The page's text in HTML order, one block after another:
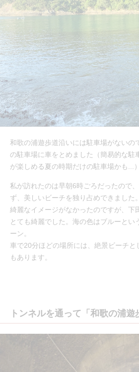
和歌の浦遊歩道沿いには駐車場がないの
の駐車場に車をとめました（簡易的な駐
が楽しめる夏の時期だけの駐車場かも...）
私が訪れたのは早朝6時ごろだったので
ず、美しいビーチを独り占めできました
綺麗なイメージがなかったのですが、下
とても綺麗でした。海の色はブルーとい
ーン。
車で20分ほどの場所には、絶景ビーチと
もあります。
トンネルを通って「和歌の浦遊